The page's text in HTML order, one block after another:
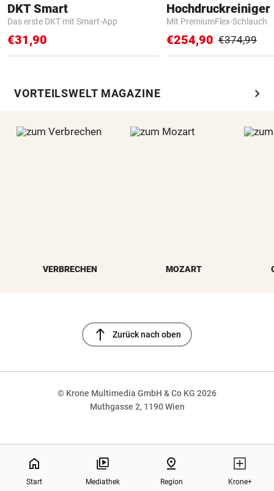
DKT Smart
Das erste DKT mit Smart-App
€31,90
Hochdruckreiniger
Mit PremiumFlex-Schlauch
€254,90 €374,99
VORTEILSWELT MAGAZINE chevron_right
VERBRECHEN MOZART
north Zurück nach oben
© Krone Multimedia GmbH & Co KG 2026
Muthgasse 2, 1190 Wien
home
Start Mediathek
pin_drop
Region Krone+
NaN%